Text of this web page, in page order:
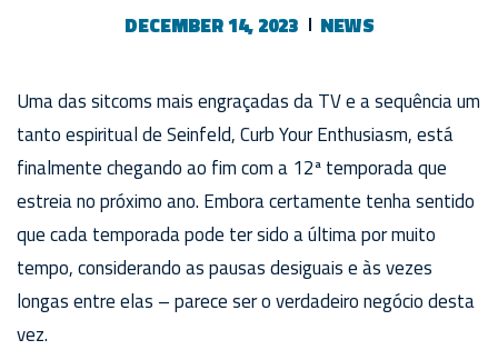
DECEMBER 14, 2023 NEWS
Uma das sitcoms mais engraçadas da TV e a sequência um
tanto espiritual de Seinfeld, Curb Your Enthusiasm, está
finalmente chegando ao fim com a 12ª temporada que
estreia no próximo ano. Embora certamente tenha sentido
que cada temporada pode ter sido a última por muito
tempo, considerando as pausas desiguais e às vezes
longas entre elas – parece ser o verdadeiro negócio desta
vez.